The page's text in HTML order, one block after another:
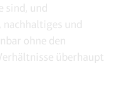
sind, und
und
ohne den
überhaupt